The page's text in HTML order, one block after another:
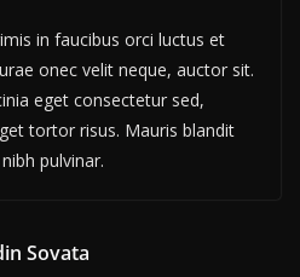
in faucibus orci luctus et
onec velit neque, auctor sit.
eget consectetur sed,
tortor risus. Mauris blandit
pulvinar.
Sovata